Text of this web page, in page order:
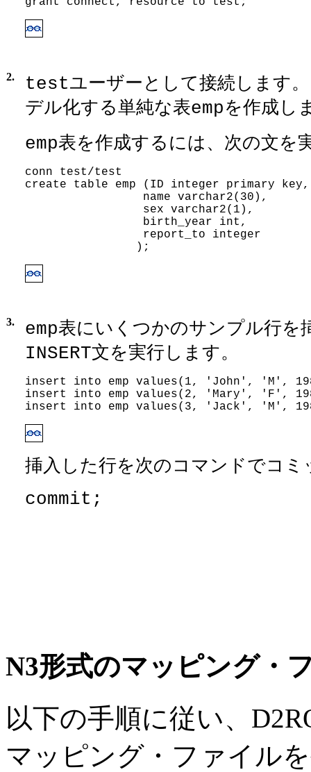
2. testユーザーとして接続します
デル化する単純な表empを作成し
emp表を作成するには、次の文を
conn test/test
create table emp (ID integer primary key,
                 name varchar2(30),
                 sex varchar2(1),
                 birth_year int,
                 report_to integer
                );
3. emp表にいくつかのサンプル行を
INSERT文を実行します。
insert into emp values(1, 'John', 'M',
insert into emp values(2, 'Mary', 'F',
insert into emp values(3, 'Jack', 'M',
挿入した行を次のコマンドでコミ
commit;
N3形式のマッピング・
以下の手順に従い、
マッピング・ファイル